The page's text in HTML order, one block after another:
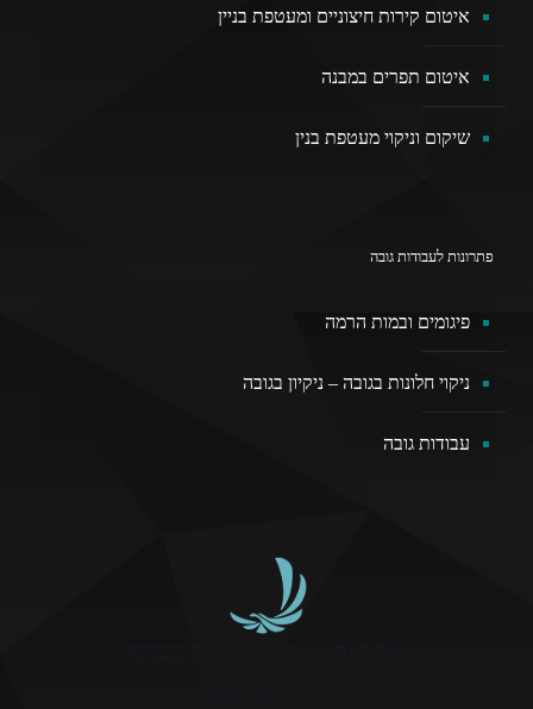
איטום קירות חיצוניים ומעטפת בניין
איטום תפרים במבנה
שיקום וניקוי מעטפת בנין
פתרונות לעבודות גובה
פיגומים ובמות הרמה
ניקוי חלונות בגובה – ניקיון בגובה
עבודות גובה